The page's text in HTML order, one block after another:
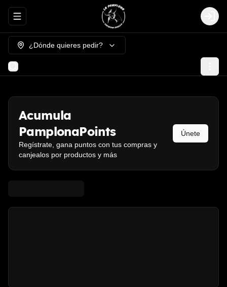
Abrir menu de navegación Login
¿Dónde quieres pedir?
Acumula
PamplonaPoints
Regístrate, gana puntos con tus compras y
canjealos por productos y más
Únete